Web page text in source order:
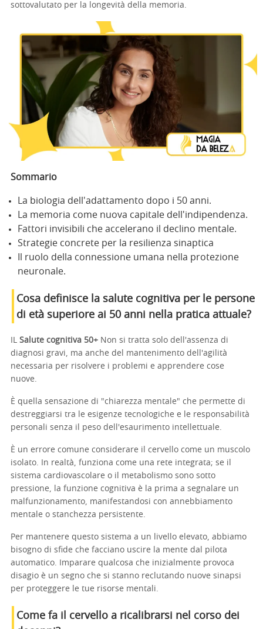
sottovalutato per la longevità della memoria.
Sommario
La biologia dell'adattamento dopo i 50 anni.
La memoria come nuova capitale dell'indipendenza.
Fattori invisibili che accelerano il declino mentale.
Strategie concrete per la resilienza sinaptica
Il ruolo della connessione umana nella protezione
neuronale.
Cosa definisce la salute cognitiva per le persone
di età superiore ai 50 anni nella pratica attuale?
Salute cognitiva 50+ Non si tratta solo dell'assenza di
diagnosi gravi, ma anche del mantenimento dell'agilità
necessaria per risolvere i problemi e apprendere cose
nuove.
È quella sensazione di "chiarezza mentale" che permette di
destreggiarsi tra le esigenze tecnologiche e le responsabilità
personali senza il peso dell'esaurimento intellettuale.
È un errore comune considerare il cervello come un muscolo
isolato. In realtà, funziona come una rete integrata; se il
sistema cardiovascolare o il metabolismo sono sotto
pressione, la funzione cognitiva è la prima a segnalare un
malfunzionamento, manifestandosi con annebbiamento
mentale o stanchezza persistente.
Per mantenere questo sistema a un livello elevato, abbiamo
bisogno di sfide che facciano uscire la mente dal pilota
automatico. Imparare qualcosa che inizialmente provoca
disagio è un segno che si stanno reclutando nuove sinapsi
per proteggere le tue risorse mentali.
Come fa il cervello a ricalibrarsi nel corso dei